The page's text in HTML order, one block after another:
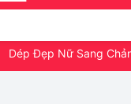
Dép Đẹp Nữ Sang